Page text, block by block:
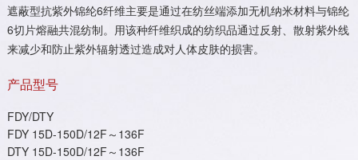
遮蔽型抗紫外锦纶6纤维主要是通过在纺丝端添加无机纳米材料与锦纶
6切片熔融共混纺制。用该种纤维织成的纺织品通过反射、散射紫外线
来减少和防止紫外辐射透过造成对人体皮肤的损害。
产品型号
FDY/DTY
FDY 15D-150D/12F～136F
DTY 15D-150D/12F～136F